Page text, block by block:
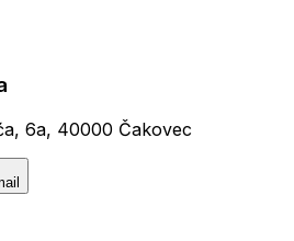
6a, 40000 Čakovec